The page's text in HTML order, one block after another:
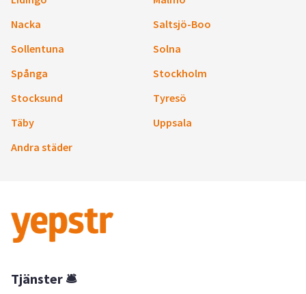
Nacka
Saltsjö-Boo
Sollentuna
Solna
Spånga
Stockholm
Stocksund
Tyresö
Täby
Uppsala
Andra städer
Tjänster 🛎